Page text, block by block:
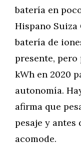
batería en
Hispano Suiza
batería de
presente, pero
kWh en 2020
autonomía.
afirma que
pesaje y antes
acomode.